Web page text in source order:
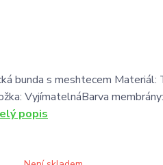
bunda s meshtecem Materiál:
VyjímatelnáBarva
popis